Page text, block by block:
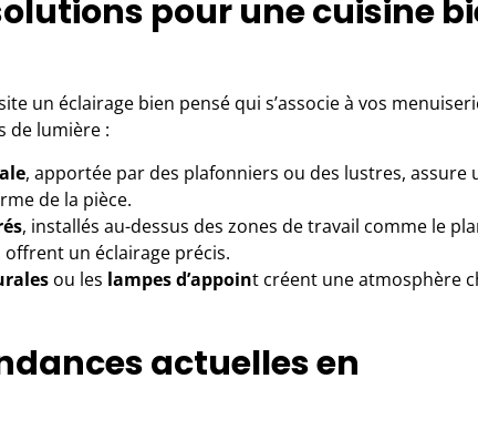
pour une cuisine
un éclairage bien pensé qui s’associe à vos
de lumière :
, apportée par des plafonniers ou des lustres, assure
de la pièce.
, installés au-dessus des zones de travail comme le
offrent un éclairage précis.
ou les lampes d’appoint créent une atmosphère
actuelles en